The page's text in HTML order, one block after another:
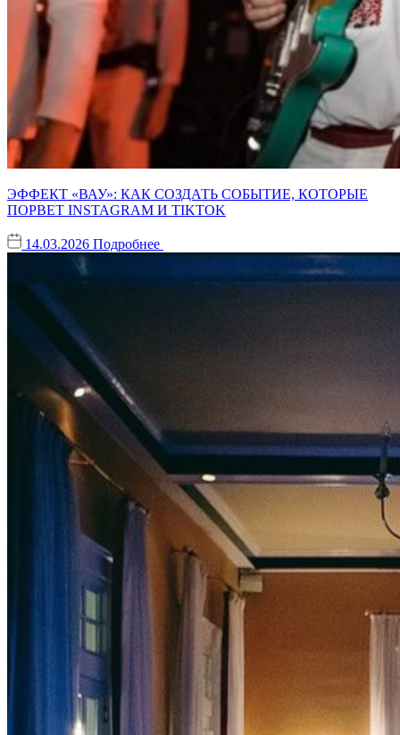
ЭФФЕКТ «ВАУ»: КАК СОЗДАТЬ СОБЫТИЕ, КОТОРЫЕ
ПОРВЕТ INSTAGRAM И TIKTOK
14.03.2026 Подробнее